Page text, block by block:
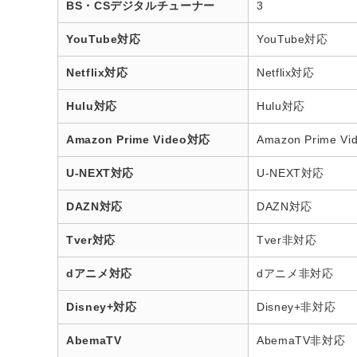
BS・CSデジタルチューナー 3
YouTube対応 YouTube対応
Netflix対応 Netflix対応
Hulu対応 Hulu対応
Amazon Prime Video対応 Amazon Prime
U-NEXT対応 U-NEXT対応
DAZN対応 DAZN対応
Tver対応 Tver非対応
dアニメ対応 dアニメ非対応
Disney+対応 Disney+非対応
AbemaTV AbemaTV非対応